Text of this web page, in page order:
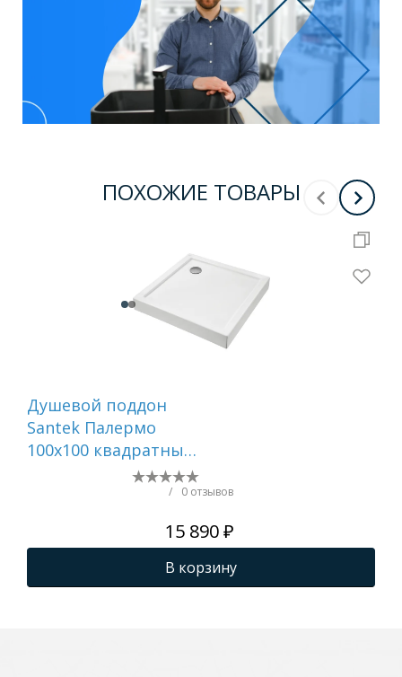
ПОХОЖИЕ ТОВАРЫ
Душевой поддон
Santek Палермо
100х100 квадратный
белый 1WH501807
/ 0 отзывов
15 890 ₽
В корзину